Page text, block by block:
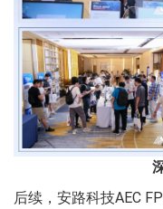
后续，安路科技AEC